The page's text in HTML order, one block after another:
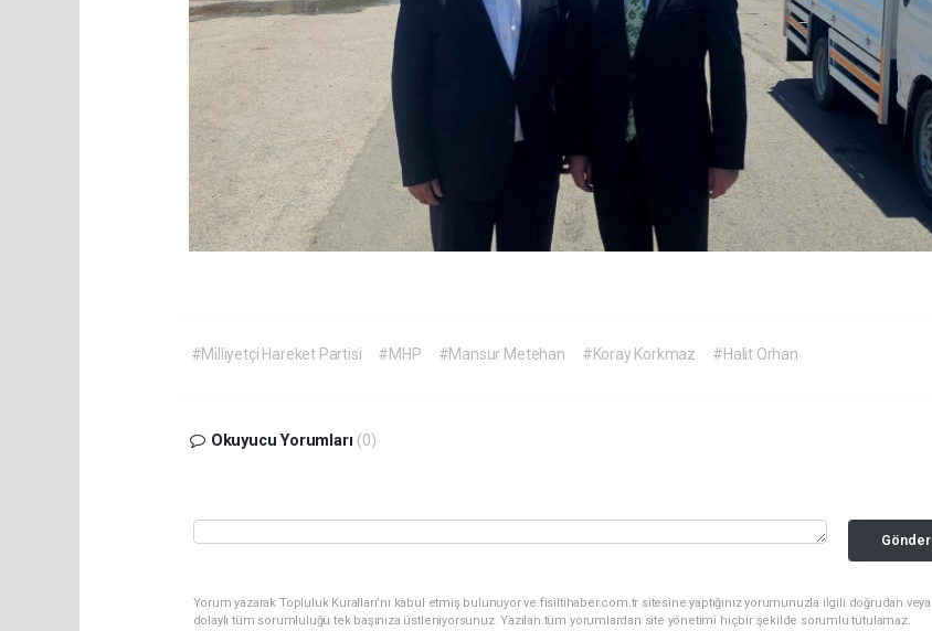
#Milliyetçi Hareket Partisi #MHP #Mansur Metehan #Koray Korkmaz #Halit Orhan
Okuyucu Yorumları (0)
Gönder
Yorum yazarak Topluluk Kuralları’nı kabul etmiş bulunuyor ve fisiltihaber.com.tr sitesine yaptığınız yorumunuzla ilgili doğrudan veya
dolaylı tüm sorumluluğu tek başınıza üstleniyorsunuz. Yazılan tüm yorumlardan site yönetimi hiçbir şekilde sorumlu tutulamaz.